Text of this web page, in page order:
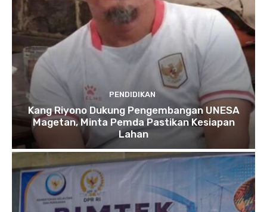
PENDIDIKAN
Kang Riyono Dukung Pengembangan UNESA
Magetan, Minta Pemda Pastikan Kesiapan
Lahan